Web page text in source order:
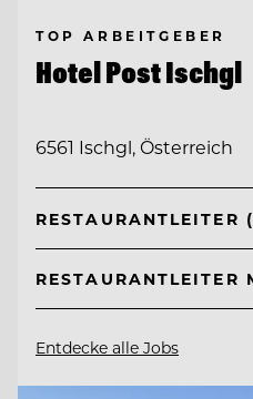
TOP ARBEITGEBER
Hotel Post Ischgl
6561 Ischgl, Österreich
RESTAURANTLEITER
RESTAURANTLEITER
Entdecke alle Jobs